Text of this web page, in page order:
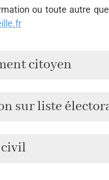
ou toute autre
citoyen
sur liste
civil